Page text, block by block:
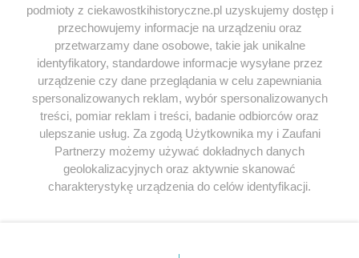
SERWIS
SPOŁECZNOŚĆ
WSPÓŁPRACA
KONTAKT
ODWIEDŹ RÓWNIEŻ:
podmioty z ciekawostkihistoryczne.pl uzyskujemy dostęp i
przechowujemy informacje na urządzeniu oraz
przetwarzamy dane osobowe, takie jak unikalne
identyfikatory, standardowe informacje wysyłane przez
urządzenie czy dane przeglądania w celu zapewniania
spersonalizowanych reklam, wybór spersonalizowanych
treści, pomiar reklam i treści, badanie odbiorców oraz
ulepszanie usług. Za zgodą Użytkownika my i Zaufani
Partnerzy możemy używać dokładnych danych
geolokalizacyjnych oraz aktywnie skanować
charakterystykę urządzenia do celów identyfikacji.